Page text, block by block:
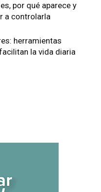
por qué aparece y
a controlarla
herramientas
la vida diaria